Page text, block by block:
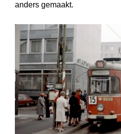
anders gemaakt.